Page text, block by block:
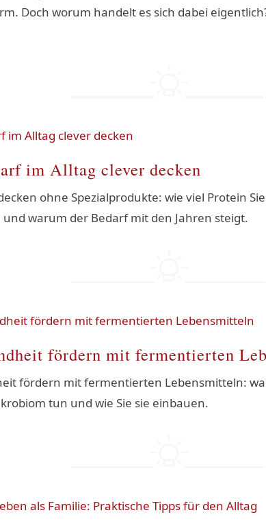
Doch worum handelt es sich dabei
im Alltag clever decken
ohne Spezialprodukte: wie viel Protein
warum der Bedarf mit den Jahren steigt.
fördern mit fermentierten
fördern mit fermentierten Lebensmitteln:
tun und wie Sie sie einbauen.